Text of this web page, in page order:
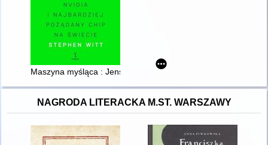
Maszyna myśląca : Jensen Huang, Nvidia i najbardziej
NAGRODA LITERACKA M.ST. WARSZAWY